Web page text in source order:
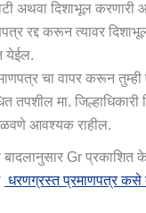
अथवा दिशाभूल
रद्द करून त्यावर
येईल.
चा वापर करून
तपशील मा. जिल्हाधिकारी
आवश्यक राहील.
बादलानुसार Gr
धरणग्रस्त प्रमाणपत्र कसे